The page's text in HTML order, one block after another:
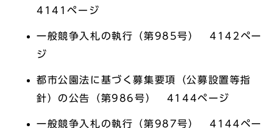
4141ページ
一般競争入札の執行（第985号） 4142ペー
ジ
都市公園法に基づく募集要項（公募設置等指
針）の公告（第986号） 4144ページ
一般競争入札の執行（第987号） 4144ペー